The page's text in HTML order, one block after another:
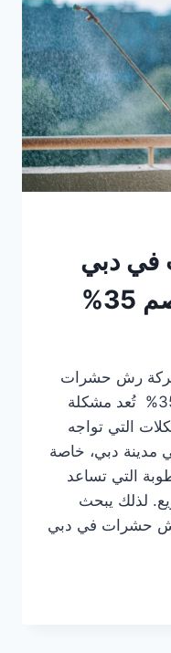
دبي
رش حشرات
في دبي 0564777188 خصم 35% تُعد مشكلة
التي تواجه
مدينة دبي، خاصة
التي تساعد
لذلك يبحث
حشرات في دبي